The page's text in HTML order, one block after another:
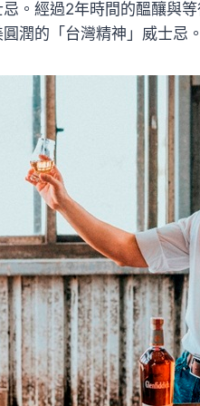
。經過2年時間的醞釀與
潤的「台灣精神」威士忌。